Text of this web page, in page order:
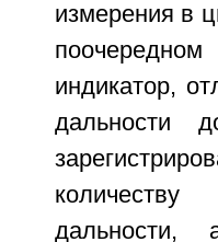
измерения в
индикатор,
дальности